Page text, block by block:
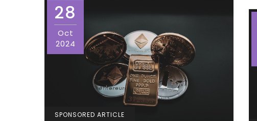
28
Oct
2024
SPONSORED ARTICLE